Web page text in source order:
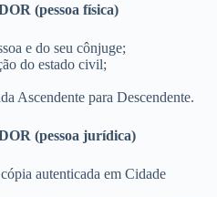
(pessoa física)
e do seu cônjuge;
do estado civil;
Ascendente para Descendente.
(pessoa jurídica)
autenticada em Cidade